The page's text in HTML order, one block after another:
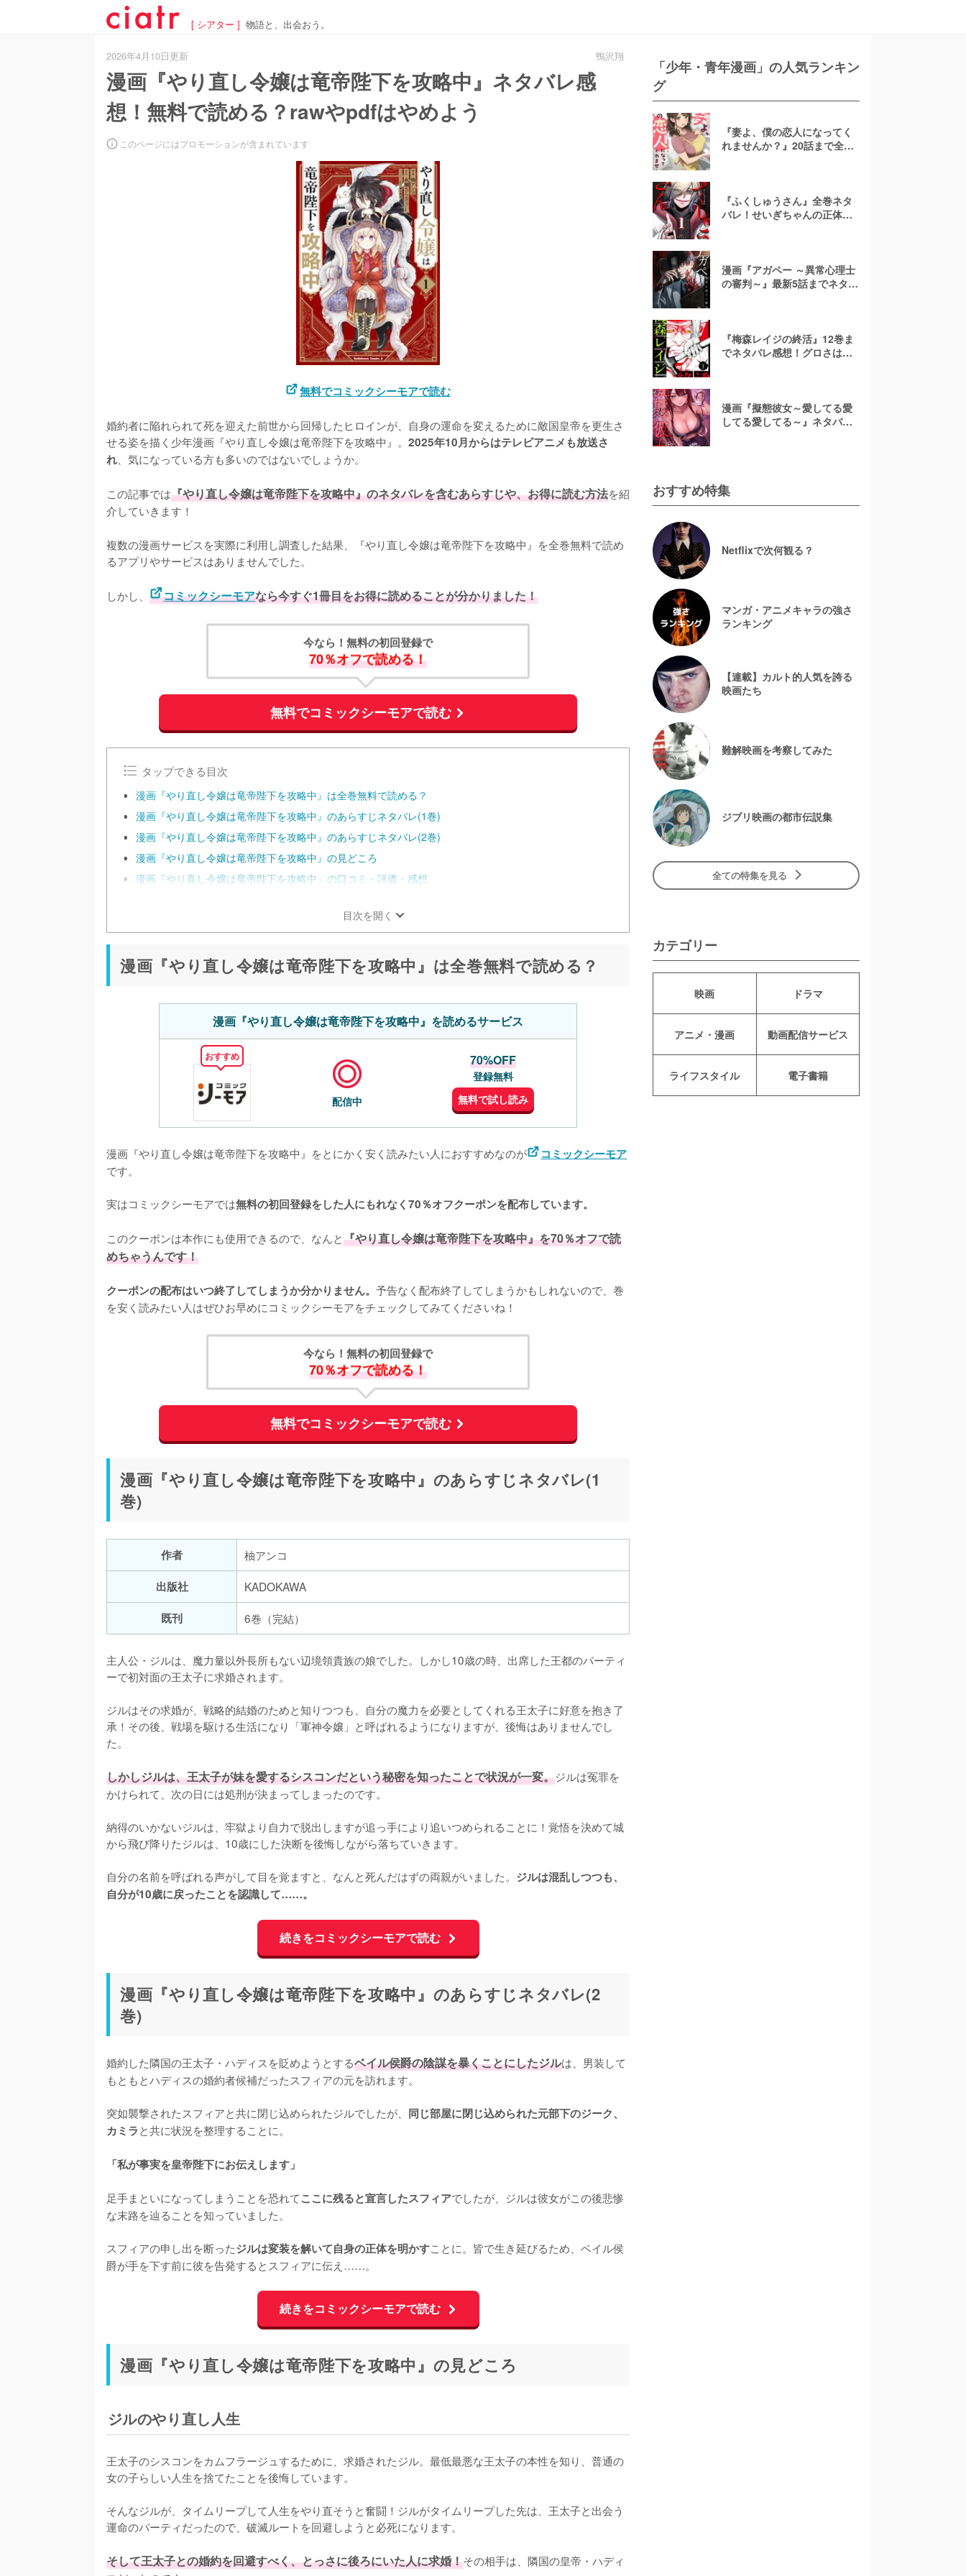
[ シアター ] 物語と、出会おう。
2026年4月10日更新 鴨沢翔
漫画『やり直し令嬢は竜帝陛下を攻略中』ネタバレ感
想！無料で読める？rawやpdfはやめよう
このページにはプロモーションが含まれています
無料でコミックシーモアで読む
婚約者に陥れられて死を迎えた前世から回帰したヒロインが、自身の運命を変えるために敵国皇帝を更生さ
せる姿を描く少年漫画『やり直し令嬢は竜帝陛下を攻略中』。 2025年10月からはテレビアニメも放送さ
れ、気になっている方も多いのではないでしょうか。
この記事では『やり直し令嬢は竜帝陛下を攻略中』のネタバレを含むあらすじや、お得に読む方法を紹
介していきます！
複数の漫画サービスを実際に利用し調査した結果、『やり直し令嬢は竜帝陛下を攻略中』を全巻無料で読め
るアプリやサービスはありませんでした。
しかし、 コミックシーモアなら今すぐ1冊目をお得に読めることが分かりました！
今なら！無料の初回登録で
70％オフで読める！
無料でコミックシーモアで読む
タップできる目次
漫画『やり直し令嬢は竜帝陛下を攻略中』は全巻無料で読める？
漫画『やり直し令嬢は竜帝陛下を攻略中』のあらすじネタバレ(1巻)
漫画『やり直し令嬢は竜帝陛下を攻略中』のあらすじネタバレ(2巻)
漫画『やり直し令嬢は竜帝陛下を攻略中』の見どころ
漫画『やり直し令嬢は竜帝陛下を攻略中』の口コミ・評価・感想
目次を開く
漫画『やり直し令嬢は竜帝陛下を攻略中』は全巻無料で読める？
漫画『やり直し令嬢は竜帝陛下を攻略中』を読めるサービス
おすすめ
配信中
70%OFF
登録無料
無料で試し読み
漫画『やり直し令嬢は竜帝陛下を攻略中』をとにかく安く読みたい人におすすめなのが
コミックシーモア
です。
実はコミックシーモアでは無料の初回登録をした人にもれなく70％オフクーポンを配布しています。
このクーポンは本作にも使用できるので、なんと『やり直し令嬢は竜帝陛下を攻略中』を70％オフで読
めちゃうんです！
クーポンの配布はいつ終了してしまうか分かりません。 予告なく配布終了してしまうかもしれないので、巻
を安く読みたい人はぜひお早めにコミックシーモアをチェックしてみてくださいね！
今なら！無料の初回登録で
70％オフで読める！
無料でコミックシーモアで読む
漫画『やり直し令嬢は竜帝陛下を攻略中』のあらすじネタバレ(1
巻)
作者
出版社
KADOKAWA
既刊
6巻（完結）
主人公・ジルは、魔力量以外長所もない辺境領貴族の娘でした。しかし10歳の時、出席した王都のパーティ
ーで初対面の王太子に求婚されます。
ジルはその求婚が、戦略的結婚のためと知りつつも、自分の魔力を必要としてくれる王太子に好意を抱き了
承！その後、戦場を駆ける生活になり「軍神令嬢」と呼ばれるようになりますが、後悔はありませんでし
た。
しかしジルは、王太子が妹を愛するシスコンだという秘密を知ったことで状況が一変。ジルは冤罪を
かけられて、次の日には処刑が決まってしまったのです。
納得のいかないジルは、牢獄より自力で脱出しますが追っ手により追いつめられることに！覚悟を決めて城
から飛び降りたジルは、10歳にした決断を後悔しながら落ちていきます。
自分の名前を呼ばれる声がして目を覚ますと、なんと死んだはずの両親がいました。 ジルは混乱しつつも、
自分が10歳に戻ったことを認識して……。
続きをコミックシーモアで読む
漫画『やり直し令嬢は竜帝陛下を攻略中』のあらすじネタバレ(2
巻)
婚約した隣国の王太子・ハディスを貶めようとするベイル侯爵の陰謀を暴くことにしたジルは、男装して
もともとハディスの婚約者候補だったスフィアの元を訪れます。
突如襲撃されたスフィアと共に閉じ込められたジルでしたが、 同じ部屋に閉じ込められた元部下のジーク、
カミラと共に状況を整理することに。
「私が事実を皇帝陛下にお伝えします」
足手まといになってしまうことを恐れてここに残ると宣言したスフィアでしたが、ジルは彼女がこの後悲惨
な末路を辿ることを知っていました。
スフィアの申し出を断ったジルは変装を解いて自身の正体を明かすことに。皆で生き延びるため、ベイル侯
爵が手を下す前に彼を告発するとスフィアに伝え……。
続きをコミックシーモアで読む
漫画『やり直し令嬢は竜帝陛下を攻略中』の見どころ
ジルのやり直し人生
王太子のシスコンをカムフラージュするために、求婚されたジル。最低最悪な王太子の本性を知り、普通の
女の子らしい人生を捨てたことを後悔しています。
そんなジルが、タイムリープして人生をやり直そうと奮闘！ジルがタイムリープした先は、王太子と出会う
運命のパーティだったので、破滅ルートを回避しようと必死になります。
そして王太子との婚約を回避すべく、とっさに後ろにいた人に求婚！その相手は、隣国の皇帝・ハディ
「少年・青年漫画」の人気ランキン
グ
『妻よ、僕の恋人になってく
れませんか？』20話まで全話
『ふくしゅうさん』全巻ネタ
バレ！せいぎちゃんの正体・
漫画『アガペー ～異常心理士
の審判～』最新5話までネタバ
『梅森レイジの終活』12巻ま
でネタバレ感想！グロさはど
漫画『擬態彼女～愛してる愛
してる愛してる～』ネタバレ
おすすめ特集
Netflixで次何観る？
マンガ・アニメキャラの強さ
ランキング
【連載】カルト的人気を誇る
映画たち
難解映画を考察してみた
ジブリ映画の都市伝説集
全ての特集を見る
カテゴリー
映画 ドラマ
アニメ・漫画 動画配信サービス
ライフスタイル 電子書籍